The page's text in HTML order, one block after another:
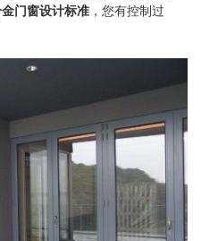
门窗设计标准 ，您有控制过